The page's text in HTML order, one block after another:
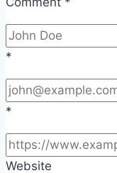
*
*
Website